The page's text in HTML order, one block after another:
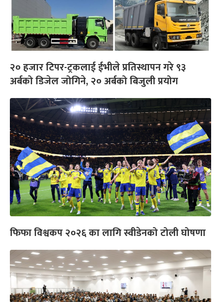
२० हजार टिपर-ट्रकलाई ईभीले प्रतिस्थापन गरे ९३
अर्बको डिजेल जोगिने, २० अर्बको बिजुली प्रयोग
फिफा विश्वकप २०२६ का लागि स्वीडेनको टोली घोषणा